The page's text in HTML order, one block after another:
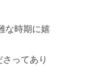
な時期に嬉
ってあり